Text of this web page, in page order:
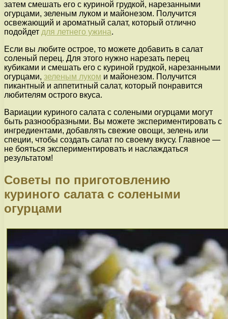
затем смешать его с куриной грудкой, нарезанными
огурцами, зеленым луком и майонезом. Получится
освежающий и ароматный салат, который отлично
подойдет для летнего ужина.
Если вы любите острое, то можете добавить в салат
соленый перец. Для этого нужно нарезать перец
кубиками и смешать его с куриной грудкой, нарезанными
огурцами, зеленым луком и майонезом. Получится
пикантный и аппетитный салат, который понравится
любителям острого вкуса.
Вариации куриного салата с солеными огурцами могут
быть разнообразными. Вы можете экспериментировать с
ингредиентами, добавлять свежие овощи, зелень или
специи, чтобы создать салат по своему вкусу. Главное —
не бояться экспериментировать и наслаждаться
результатом!
Советы по приготовлению
куриного салата с солеными
огурцами